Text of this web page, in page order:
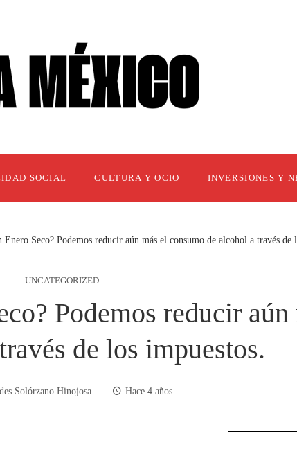
SOCIAL CULTURA Y OCIO INVERSIONES Y
Enero Seco? Podemos reducir aún más el consumo de alcohol a través de
UNCATEGORIZED
Podemos reducir
de los impuestos.
Solórzano Hinojosa Hace 4 años